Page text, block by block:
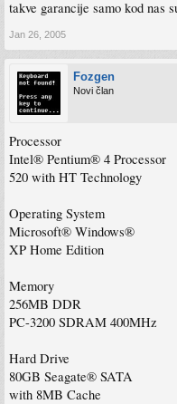
takve garancije samo kod nas
Jan 26, 2005
Fozgen
Novi član
Processor
Intel® Pentium® 4 Processor
520 with HT Technology
Operating System
Microsoft® Windows®
XP Home Edition
Memory
256MB DDR
PC-3200 SDRAM 400MHz
Hard Drive
80GB Seagate® SATA
with 8MB Cache